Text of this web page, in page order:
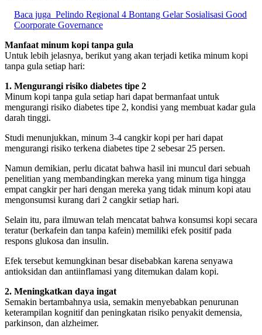
Baca juga Pelindo Regional 4 Bontang Gelar Sosialisasi Good
Coorporate Governance
Manfaat minum kopi tanpa gula
Untuk lebih jelasnya, berikut yang akan terjadi ketika minum kopi
tanpa gula setiap hari:
1. Mengurangi risiko diabetes tipe 2
Minum kopi tanpa gula setiap hari dapat bermanfaat untuk
mengurangi risiko diabetes tipe 2, kondisi yang membuat kadar gula
darah tinggi.
Studi menunjukkan, minum 3-4 cangkir kopi per hari dapat
mengurangi risiko terkena diabetes tipe 2 sebesar 25 persen.
Namun demikian, perlu dicatat bahwa hasil ini muncul dari sebuah
penelitian yang membandingkan mereka yang minum tiga hingga
empat cangkir per hari dengan mereka yang tidak minum kopi atau
mengonsumsi kurang dari 2 cangkir setiap hari.
Selain itu, para ilmuwan telah mencatat bahwa konsumsi kopi secara
teratur (berkafein dan tanpa kafein) memiliki efek positif pada
respons glukosa dan insulin.
Efek tersebut kemungkinan besar disebabkan karena senyawa
antioksidan dan antiinflamasi yang ditemukan dalam kopi.
2. Meningkatkan daya ingat
Semakin bertambahnya usia, semakin menyebabkan penurunan
keterampilan kognitif dan peningkatan risiko penyakit demensia,
parkinson, dan alzheimer.